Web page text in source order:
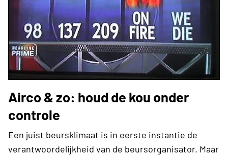
Airco & zo: houd de kou onder
controle
Een juist beursklimaat is in eerste instantie de
verantwoordelijkheid van de beursorganisator. Maar